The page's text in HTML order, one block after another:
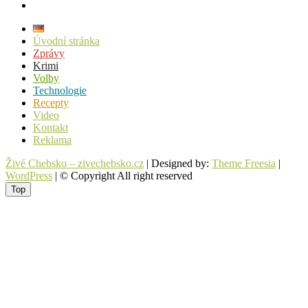
Úvodní stránka
Zprávy
Krimi
Volby
Technologie
Recepty
Video
Kontakt
Reklama
Živé Chebsko – zivechebsko.cz | Designed by: Theme Freesia |
WordPress | © Copyright All right reserved
Top